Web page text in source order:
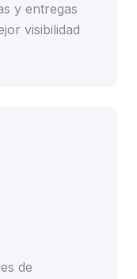
y entregas
visibilidad
de